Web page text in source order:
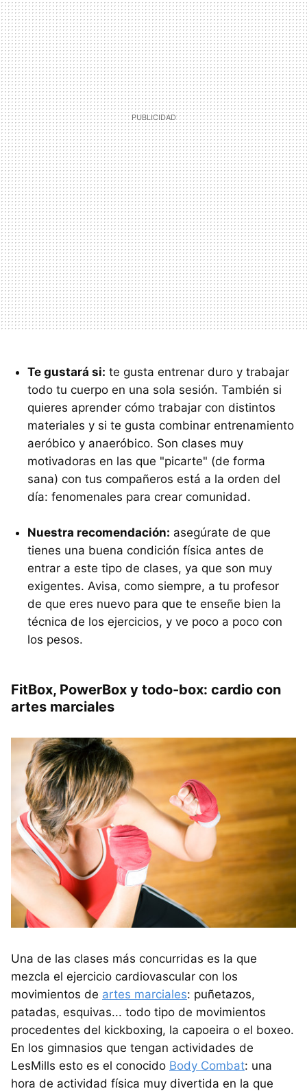
Te gustará si: te gusta entrenar duro y trabajar
todo tu cuerpo en una sola sesión. También si
quieres aprender cómo trabajar con distintos
materiales y si te gusta combinar entrenamiento
aeróbico y anaeróbico. Son clases muy
motivadoras en las que "picarte" (de forma
sana) con tus compañeros está a la orden del
día: fenomenales para crear comunidad.
Nuestra recomendación: asegúrate de que
tienes una buena condición física antes de
entrar a este tipo de clases, ya que son muy
exigentes. Avisa, como siempre, a tu profesor
de que eres nuevo para que te enseñe bien la
técnica de los ejercicios, y ve poco a poco con
los pesos.
FitBox, PowerBox y todo-box: cardio con
artes marciales
Una de las clases más concurridas es la que
mezcla el ejercicio cardiovascular con los
movimientos de artes marciales: puñetazos,
patadas, esquivas... todo tipo de movimientos
procedentes del kickboxing, la capoeira o el boxeo.
En los gimnasios que tengan actividades de
LesMills esto es el conocido Body Combat: una
hora de actividad física muy divertida en la que